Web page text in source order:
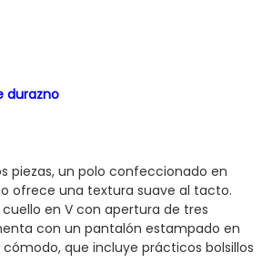
pueden
durazno
piezas, un polo confeccionado en
ofrece una textura suave al tacto.
en V con apertura de tres
con un pantalón estampado en
que incluye prácticos bolsillos